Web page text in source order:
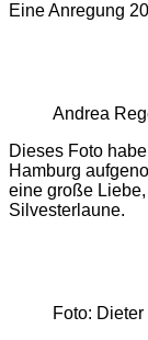
Eine Anregung
Andrea
Dieses Foto
Hamburg
eine große
Silvesterlaune.
Foto: Dieter